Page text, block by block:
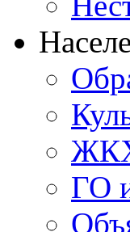
ЖКХ
ГО